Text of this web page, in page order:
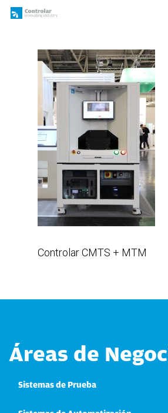
Skip
Controlar CMTS + MTM
Áreas de
Sistemas de Prueba